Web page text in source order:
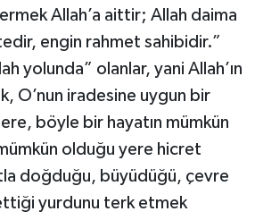
Allah’a aittir; Allah daima
engin rahmet sahibidir.”
yolunda” olanlar, yani Allah’ın
O’nun iradesine uygun bir
böyle bir hayatın mümkün
olduğu yere hicret
doğduğu, büyüdüğü, çevre
yurdunu terk etmek